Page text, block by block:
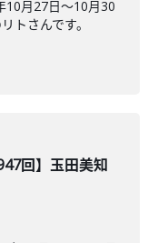
10月27日〜10月30
トさんです。
回】玉田美知